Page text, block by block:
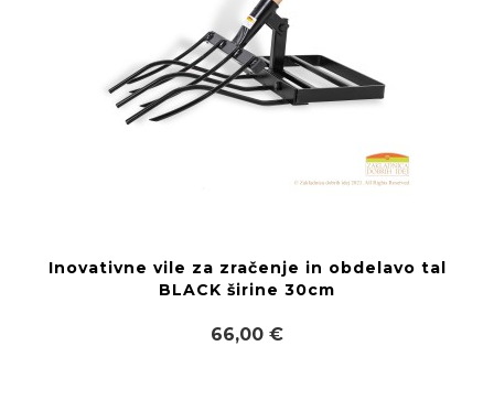
Inovativne vile za zračenje in obdelavo tal
BLACK širine 30cm
66,00 €